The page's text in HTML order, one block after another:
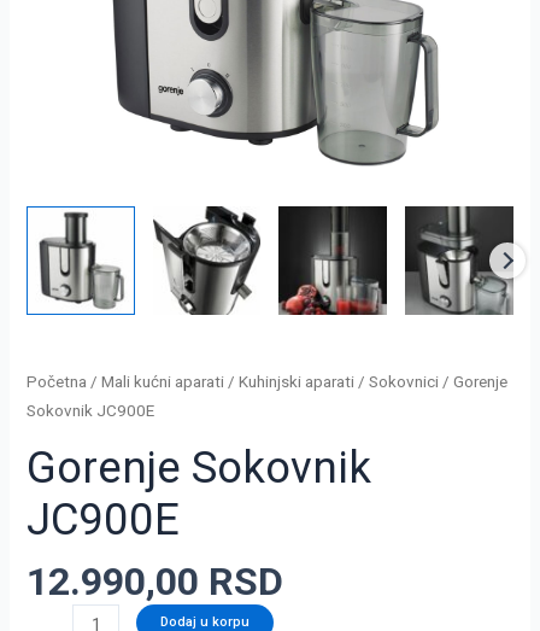
Početna /Mali kućni aparati /Kuhinjski aparati /Sokovnici / Gorenje
Sokovnik JC900E
Gorenje Sokovnik
JC900E
12.990,00 RSD
Dodaj u korpu